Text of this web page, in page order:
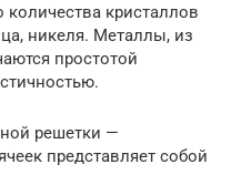
кристаллов
никеля. Металлы, из
простотой
решетки —
представляет собой